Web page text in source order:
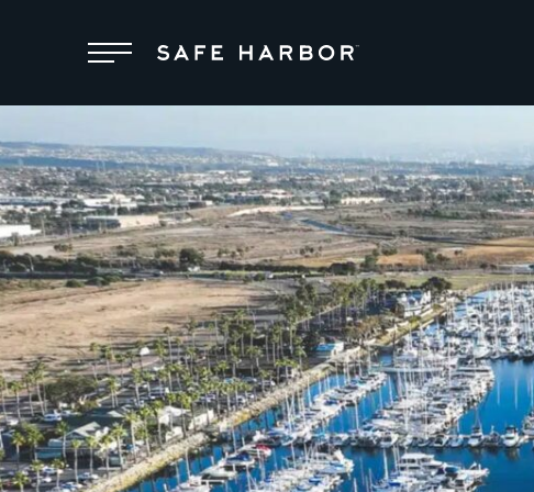
Nous trouver
Adhésion
Entretien des
bateaux
Superyachts